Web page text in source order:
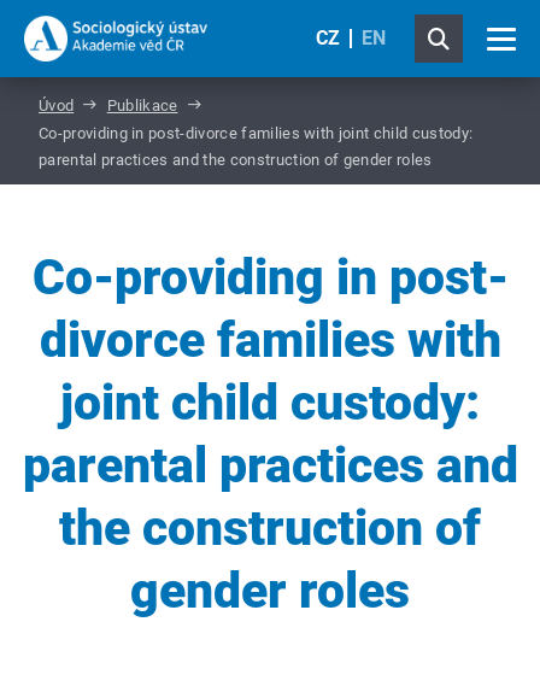
CZ EN
Úvod
Publikace
Co-providing in post-divorce families with joint child custody:
parental practices and the construction of gender roles
Co-providing in post-
divorce families with
joint child custody:
parental practices and
the construction of
gender roles